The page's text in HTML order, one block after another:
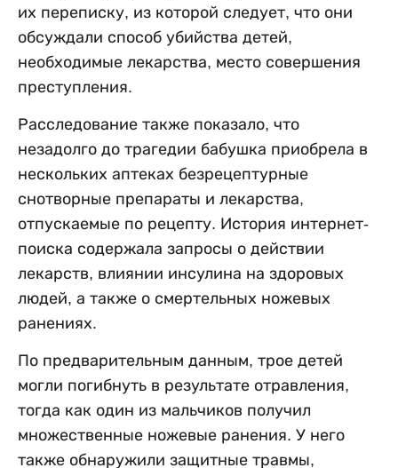
их переписку, из которой следует, что они
обсуждали способ убийства детей,
необходимые лекарства, место совершения
преступления.
Расследование также показало, что
незадолго до трагедии бабушка приобрела в
нескольких аптеках безрецептурные
снотворные препараты и лекарства,
отпускаемые по рецепту. История интернет-
поиска содержала запросы о действии
лекарств, влиянии инсулина на здоровых
людей, а также о смертельных ножевых
ранениях.
По предварительным данным, трое детей
могли погибнуть в результате отравления,
тогда как один из мальчиков получил
множественные ножевые ранения. У него
также обнаружили защитные травмы,